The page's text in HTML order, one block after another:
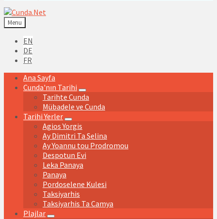
Menu
Choose
language:
EN
DE
FR
Ana Sayfa
Cunda'nın Tarihi
Tarihte Cunda
Mübadele ve Cunda
Tarihi Yerler
Agios Yorgis
Ay Dimitri Ta Selina
Ay Yoannu tou Prodromou
Despotun Evi
Leka Panaya
Panaya
Pordoselene Kulesi
Taksiyarhis
Taksiyarhis Ta Camya
Plajlar